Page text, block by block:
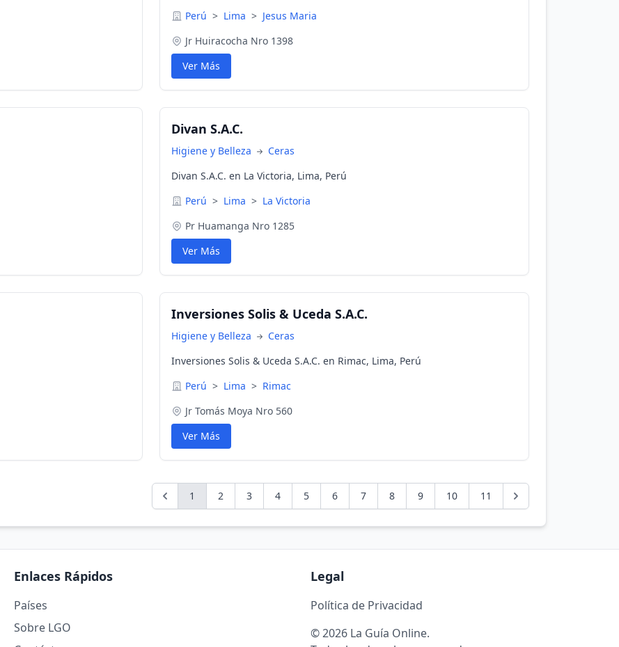
Perú > Lima > Jesus Maria
Jr Huiracocha Nro 1398
Ver Más
Divan S.A.C.
Higiene y Belleza
Ceras
Divan S.A.C. en La Victoria, Lima, Perú
Perú > Lima > La Victoria
Pr Huamanga Nro 1285
Ver Más
Inversiones Solis & Uceda S.A.C.
Higiene y Belleza
Ceras
Inversiones Solis & Uceda S.A.C. en Rimac, Lima, Perú
Perú > Lima > Rimac
Jr Tomás Moya Nro 560
Ver Más
1 2 3 4 5 6 7 8 9 10 11
Enlaces Rápidos
Países
Sobre LGO
Legal
Política de Privacidad
© 2026 La Guía Online.